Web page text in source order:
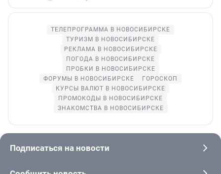
ТЕЛЕПРОГРАММА В НОВОСИБИРСКЕ
ТУРИЗМ В НОВОСИБИРСКЕ
РЕКЛАМА В НОВОСИБИРСКЕ
ПОГОДА В НОВОСИБИРСКЕ
ПРОБКИ В НОВОСИБИРСКЕ
ФОРУМЫ В НОВОСИБИРСКЕ
ГОРОСКОП
КУРСЫ ВАЛЮТ В НОВОСИБИРСКЕ
ПРОМОКОДЫ В НОВОСИБИРСКЕ
ЗНАКОМСТВА В НОВОСИБИРСКЕ
Подписаться на новости